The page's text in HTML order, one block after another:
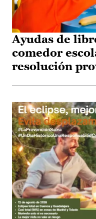
Ayudas de
comedor
resolución